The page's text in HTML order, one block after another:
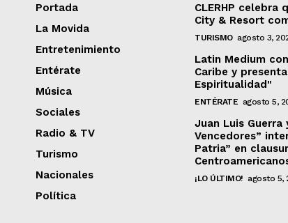
Portada
La Movida
Entretenimiento
Entérate
Música
Sociales
Radio & TV
Turismo
Nacionales
Política
CLERHP celebra
City & Resort
TURISMO agosto 3,
Latin Medium
Caribe y
Espiritualidad"
ENTÉRATE agosto 5,
Juan Luis Guerra
Vencedores”
Patria” en
¡LO ÚLTIMO! agosto 5,